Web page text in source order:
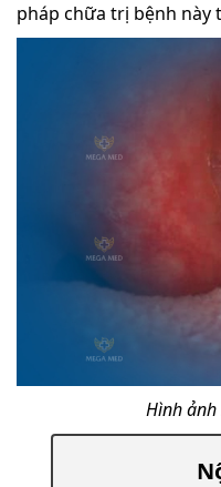
pháp chữa trị bệnh này
Hình